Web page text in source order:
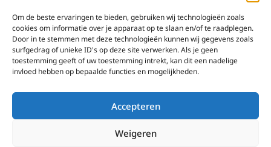
Om de beste ervaringen te bieden, gebruiken wij technologieën zoals
cookies om informatie over je apparaat op te slaan en/of te raadplegen.
Door in te stemmen met deze technologieën kunnen wij gegevens zoals
surfgedrag of unieke ID's op deze site verwerken. Als je geen
toestemming geeft of uw toestemming intrekt, kan dit een nadelige
invloed hebben op bepaalde functies en mogelijkheden.
Accepteren
Weigeren
EWTN-Team
Organisatiegegevens
Doneren
EWTN wordt uitsluitend gefinancierd door uw donaties.
Wij ontvangen bewust geen advertentie-inkomsten of